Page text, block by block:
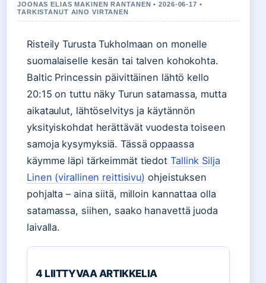
JOONAS ELIAS MAKINEN RANTANEN • 2026-06-17 •
TARKISTANUT AINO VIRTANEN
Risteily Turusta Tukholmaan on monelle
suomalaiselle kesän tai talven kohokohta.
Baltic Princessin päivittäinen lähtö kello
20:15 on tuttu näky Turun satamassa, mutta
aikataulut, lähtöselvitys ja käytännön
yksityiskohdat herättävät vuodesta toiseen
samoja kysymyksiä. Tässä oppaassa
käymme läpi tärkeimmät tiedot Tallink Silja
Linen (virallinen reittisivu) ohjeistuksen
pohjalta – aina siitä, milloin kannattaa olla
satamassa, siihen, saako hanavettä juoda
laivalla.
4 LIITTYVAA ARTIKKELIA